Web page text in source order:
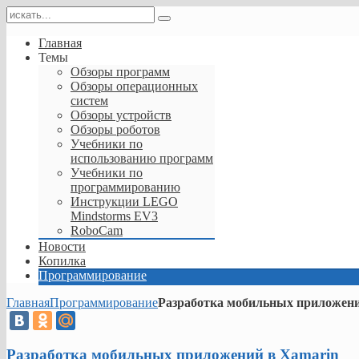
Главная
Темы
Обзоры программ
Обзоры операционных
систем
Обзоры устройств
Обзоры роботов
Учебники по
использованию программ
Учебники по
программированию
Инструкции LEGO
Mindstorms EV3
RoboCam
Новости
Копилка
Программирование
ГлавнаяПрограммированиеРазработка мобильных
Разработка мобильных приложений в Xamarin